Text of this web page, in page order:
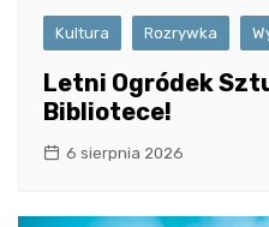
Kultura Rozrywka
Letni Ogródek
Bibliotece!
6 sierpnia 2026